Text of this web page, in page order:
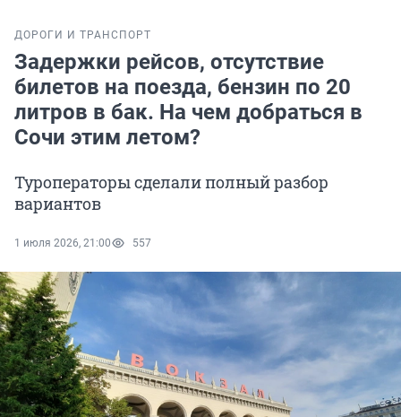
ДОРОГИ И ТРАНСПОРТ
Задержки рейсов, отсутствие
билетов на поезда, бензин по 20
литров в бак. На чем добраться в
Сочи этим летом?
Туроператоры сделали полный разбор
вариантов
1 июля 2026, 21:00 557